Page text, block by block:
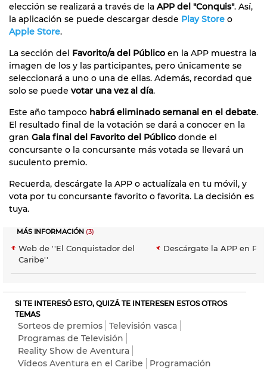
elección se realizará a través de la APP del "Conquis". Así,
la aplicación se puede descargar desde Play Store o
Apple Store.
La sección del Favorito/a del Público en la APP muestra la
imagen de los y las participantes, pero únicamente se
seleccionará a uno o una de ellas. Además, recordad que
solo se puede votar una vez al día.
Este año tampoco habrá eliminado semanal en el debate.
El resultado final de la votación se dará a conocer en la
gran Gala final del Favorito del Público donde el
concursante o la concursante más votada se llevará un
suculento premio.
Recuerda, descárgate la APP o actualízala en tu móvil, y
vota por tu concursante favorito o favorita. La decisión es
tuya.
MÁS INFORMACIÓN (3)
Web de ''El Conquistador del
Caribe''
Descárgate la APP en
SI TE INTERESÓ ESTO, QUIZÁ TE INTERESEN ESTOS OTROS
TEMAS
Sorteos de premios
Televisión vasca
Programas de Televisión
Reality Show de Aventura
Vídeos Aventura en el Caribe
Programación